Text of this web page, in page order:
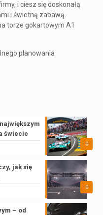
i ciesz się doskonałą
i świetną zabawą.
torze gokartowym A1
planowania
0
świecie
0
jak się
– od